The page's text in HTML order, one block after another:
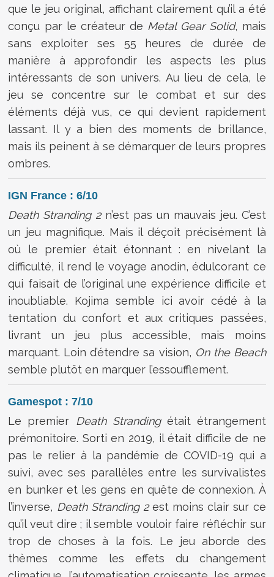
que le jeu original, affichant clairement qu’il a été
conçu par le créateur de Metal Gear Solid, mais
sans exploiter ses 55 heures de durée de
manière à approfondir les aspects les plus
intéressants de son univers. Au lieu de cela, le
jeu se concentre sur le combat et sur des
éléments déjà vus, ce qui devient rapidement
lassant. Il y a bien des moments de brillance,
mais ils peinent à se démarquer de leurs propres
ombres.
IGN France : 6/10
Death Stranding 2n’est pas un mauvais jeu. C’est
un jeu magnifique. Mais il déçoit précisément là
où le premier était étonnant : en nivelant la
difficulté, il rend le voyage anodin, édulcorant ce
qui faisait de l’original une expérience difficile et
inoubliable. Kojima semble ici avoir cédé à la
tentation du confort et aux critiques passées,
livrant un jeu plus accessible, mais moins
marquant. Loin d’étendre sa vision, On the Beach
semble plutôt en marquer l’essoufflement.
Gamespot : 7/10
Le premier Death Strandingétait étrangement
prémonitoire. Sorti en 2019, il était difficile de ne
pas le relier à la pandémie de COVID-19 qui a
suivi, avec ses parallèles entre les survivalistes
en bunker et les gens en quête de connexion. À
l’inverse, Death Stranding 2est moins clair sur ce
qu’il veut dire ; il semble vouloir faire réfléchir sur
trop de choses à la fois. Le jeu aborde des
thèmes comme les effets du changement